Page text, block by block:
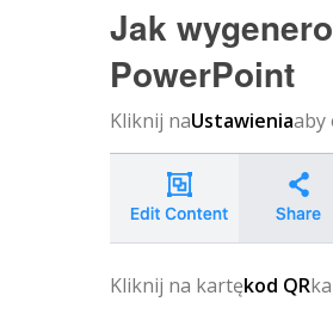
Jak
PowerPoint
Kliknij naUstawieniaaby
Kliknij na kartękod QR